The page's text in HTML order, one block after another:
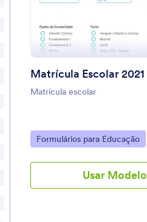
Matrícula Escolar 2021
Matrícula escolar
Go to Category:
Formulários para Educação
Usar Modelo